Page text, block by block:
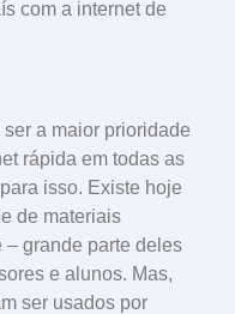
com a internet de
a maior prioridade
rápida em todas as
isso. Existe hoje
de materiais
grande parte deles
e alunos. Mas,
ser usados por